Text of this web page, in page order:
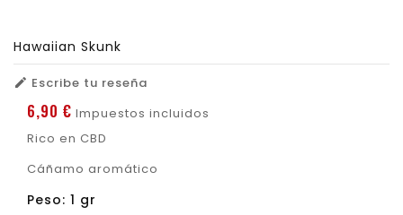
Hawaiian Skunk
 Escribe tu reseña
6,90 € Impuestos incluidos
Rico en CBD
Cáñamo aromático
Peso: 1 gr